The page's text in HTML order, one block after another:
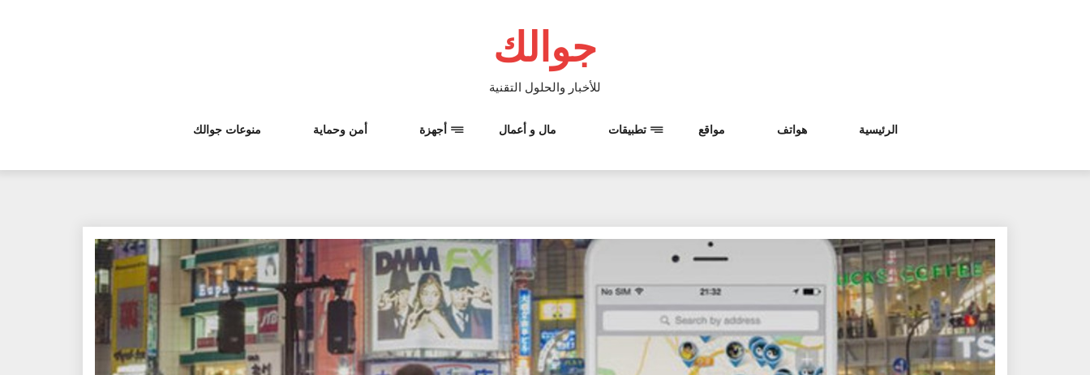
جوالك
للأخبار والحلول التقنية
الرئيسية هواتف مواقع تطبيقات مال و أعمال أجهزة أمن وحماية منوعات جوالك